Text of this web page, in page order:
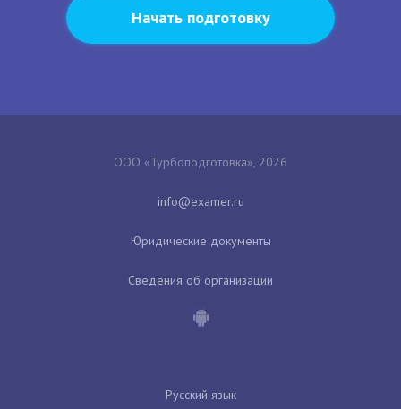
Начать подготовку
ООО «Турбоподготовка», 2026
Юридические документы
Сведения об организации
Русский язык